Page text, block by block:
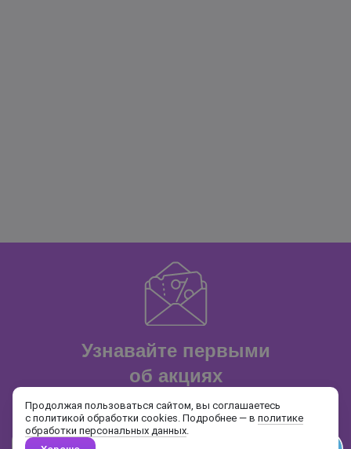
Узнавайте первыми
об акциях
и распродажах
Продолжая пользоваться сайтом, вы соглашаетесь
с политикой обработки cookies. Подробнее — в политике
обработки персональных данных.